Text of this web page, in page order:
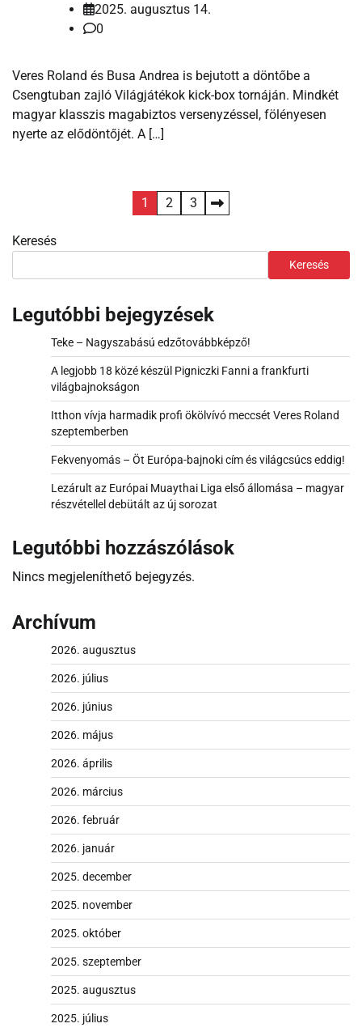
2025. augusztus 14.
0
Veres Roland és Busa Andrea is bejutott a döntőbe a
Csengtuban zajló Világjátékok kick-box tornáján. Mindkét
magyar klasszis magabiztos versenyzéssel, fölényesen
nyerte az elődöntőjét. A […]
lapozása
1 2 3
Keresés
Keresés
Legutóbbi bejegyzések
Teke – Nagyszabású edzőtovábbképző!
A legjobb 18 közé készül Pigniczki Fanni a frankfurti
világbajnokságon
Itthon vívja harmadik profi ökölvívó meccsét Veres Roland
szeptemberben
Fekvenyomás – Öt Európa-bajnoki cím és világcsúcs eddig!
Lezárult az Európai Muaythai Liga első állomása – magyar
részvétellel debütált az új sorozat
Legutóbbi hozzászólások
Nincs megjeleníthető bejegyzés.
Archívum
2026. augusztus
2026. július
2026. június
2026. május
2026. április
2026. március
2026. február
2026. január
2025. december
2025. november
2025. október
2025. szeptember
2025. augusztus
2025. július